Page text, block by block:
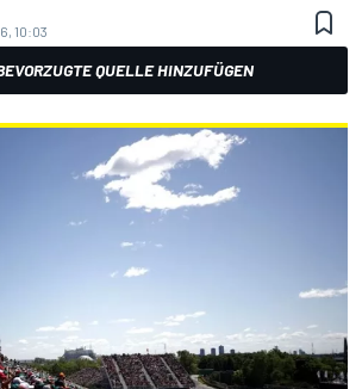
10:03
QUELLE HINZUFÜGEN